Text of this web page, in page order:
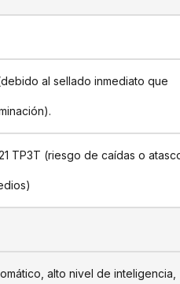
al sellado inmediato que
TP3T (riesgo de caídas o
alto nivel de inteligencia,